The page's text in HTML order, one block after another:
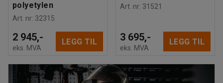
polyetylen
Art. nr: 32315
2 945,-
eks. MVA
LEGG TIL
Art. nr: 31521
3 695,-
eks. MVA
LEGG TIL